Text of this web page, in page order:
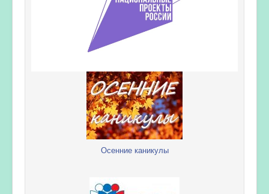
Осенние каникулы